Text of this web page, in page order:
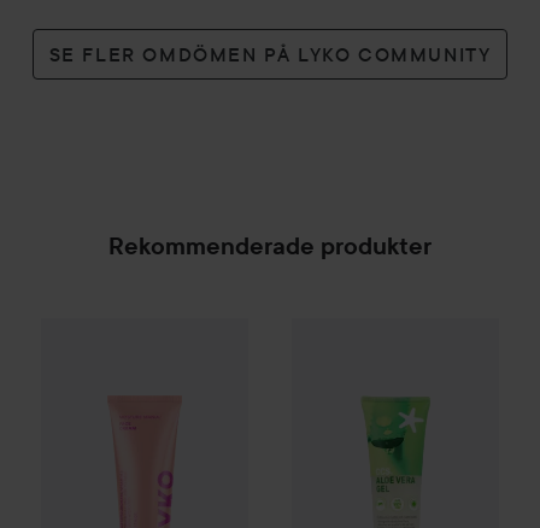
SE FLER OMDÖMEN PÅ LYKO COMMUNITY
Rekommenderade produkter